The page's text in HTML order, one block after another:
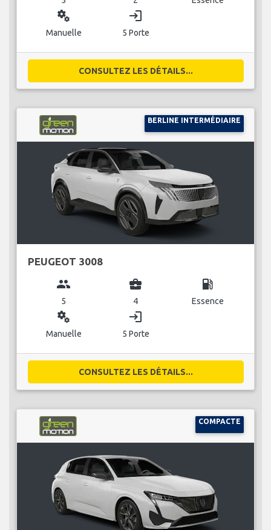
miscellaneous_services
Manuelle
login
5 Porte
CONSULTEZ LES DÉTAILS...
BERLINE INTERMÉDIAIRE
PEUGEOT 3008
group
5
business_center
4
local_gas_station
Essence
miscellaneous_services
Manuelle
login
5 Porte
CONSULTEZ LES DÉTAILS...
COMPACTE